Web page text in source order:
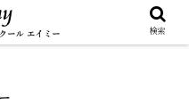
検索